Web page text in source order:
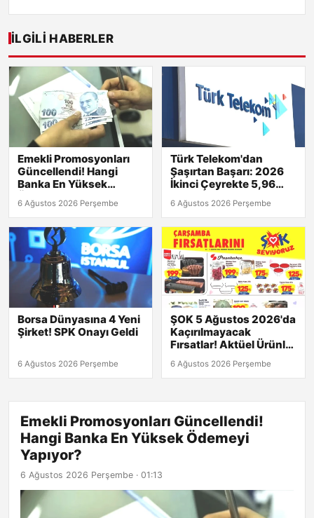
İLGILI HABERLER
Emekli Promosyonları
Güncellendi! Hangi
Banka En Yüksek
Ödemeyi Yapıyor?
6 Ağustos 2026 Perşembe
Türk Telekom'dan
Şaşırtan Başarı: 2026
İkinci Çeyrekte 5,96
Milyar TL Net Kâr!
6 Ağustos 2026 Perşembe
Borsa Dünyasına 4 Yeni
Şirket! SPK Onayı Geldi
6 Ağustos 2026 Perşembe
ŞOK 5 Ağustos 2026'da
Kaçırılmayacak
Fırsatlar! Aktüel Ürünler
Kataloğu Burada!
6 Ağustos 2026 Perşembe
Emekli Promosyonları Güncellendi!
Hangi Banka En Yüksek Ödemeyi
Yapıyor?
6 Ağustos 2026 Perşembe · 01:13